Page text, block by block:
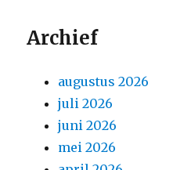
Archief
augustus 2026
juli 2026
juni 2026
mei 2026